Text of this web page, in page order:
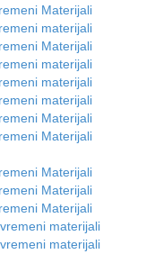
Materijali
materijali
Materijali
materijali
materijali
materijali
Materijali
Materijali
Materijali
Materijali
Materijali
materijali
materijali